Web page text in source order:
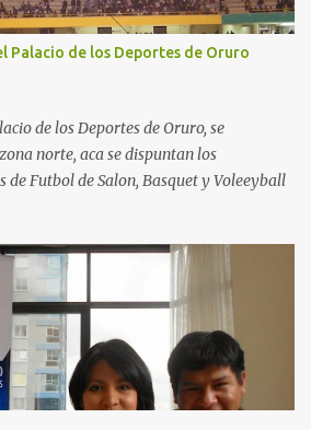
Palacio de los Deportes de Oruro
de los Deportes de Oruro, se
norte, aca se dispuntan los
de Futbol de Salon, Basquet y Voleeyball